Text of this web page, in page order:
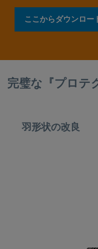
ここからダウンロー
完璧な『プロテ
羽形状の改良